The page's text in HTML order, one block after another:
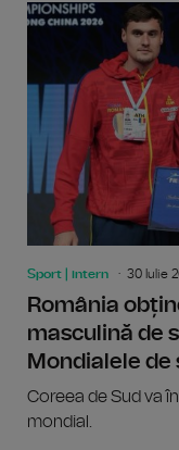
Sport | intern 30 Iulie
România
masculină de
Mondialele de
Coreea de Sud va
mondial.